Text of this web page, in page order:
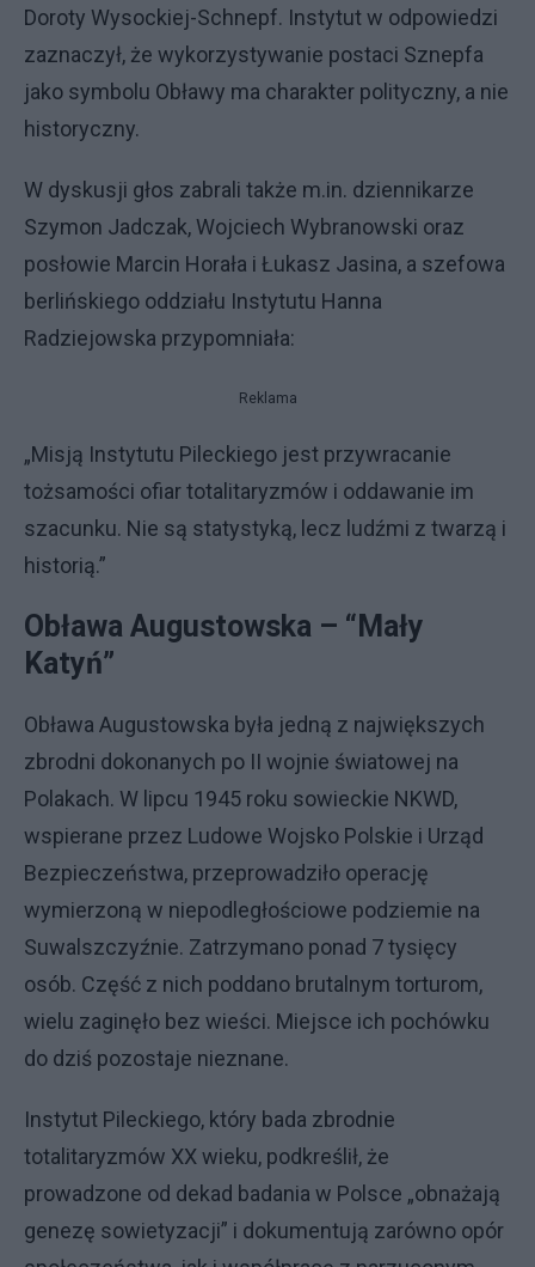
Doroty Wysockiej-Schnepf. Instytut w odpowiedzi
zaznaczył, że wykorzystywanie postaci Sznepfa
jako symbolu Obławy ma charakter polityczny, a nie
historyczny.
W dyskusji głos zabrali także m.in. dziennikarze
Szymon Jadczak, Wojciech Wybranowski oraz
posłowie Marcin Horała i Łukasz Jasina, a szefowa
berlińskiego oddziału Instytutu Hanna
Radziejowska przypomniała:
Reklama
„Misją Instytutu Pileckiego jest przywracanie
tożsamości ofiar totalitaryzmów i oddawanie im
szacunku. Nie są statystyką, lecz ludźmi z twarzą i
historią.”
Obława Augustowska – “Mały
Katyń”
Obława Augustowska była jedną z największych
zbrodni dokonanych po II wojnie światowej na
Polakach. W lipcu 1945 roku sowieckie NKWD,
wspierane przez Ludowe Wojsko Polskie i Urząd
Bezpieczeństwa, przeprowadziło operację
wymierzoną w niepodległościowe podziemie na
Suwalszczyźnie. Zatrzymano ponad 7 tysięcy
osób. Część z nich poddano brutalnym torturom,
wielu zaginęło bez wieści. Miejsce ich pochówku
do dziś pozostaje nieznane.
Instytut Pileckiego, który bada zbrodnie
totalitaryzmów XX wieku, podkreślił, że
prowadzone od dekad badania w Polsce „obnażają
genezę sowietyzacji” i dokumentują zarówno opór